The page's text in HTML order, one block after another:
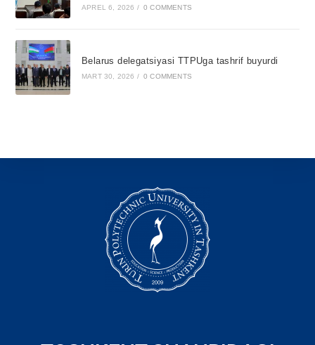
APREL 6, 2026 / 0 COMMENTS
Belarus delegatsiyasi TTPUga tashrif buyurdi
MART 30, 2026 / 0 COMMENTS